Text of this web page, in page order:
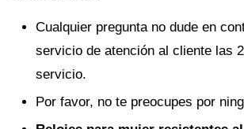
Cualquier pregunta no dude en
servicio de atención al cliente las
servicio.
Por favor, no te preocupes por